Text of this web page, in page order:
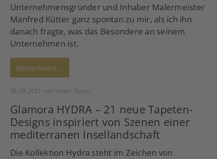
Unternehmensgründer und Inhaber Malermeister
Manfred Kütter ganz spontan zu mir, als ich ihn
danach fragte, was das Besondere an seinem
Unternehmen ist.
Weiterlesen …
08.09.2021 von Volker Geyer
Glamora HYDRA – 21 neue Tapeten-
Designs inspiriert von Szenen einer
mediterranen Insellandschaft
Die Kollektion Hydra steht im Zeichen von